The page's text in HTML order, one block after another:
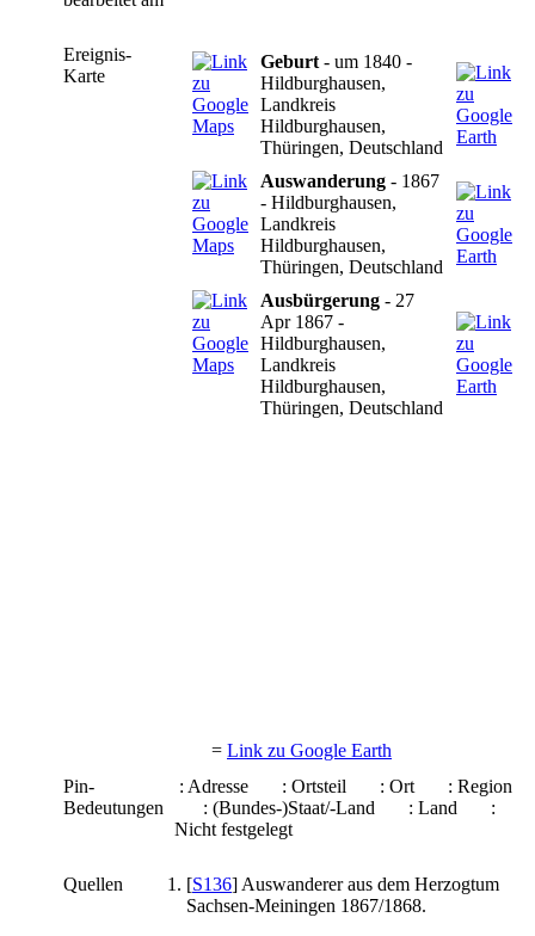
Ereignis-
Karte
Geburt - um 1840 -
Hildburghausen,
Landkreis
Hildburghausen,
Thüringen, Deutschland
Auswanderung - 1867
- Hildburghausen,
Landkreis
Hildburghausen,
Thüringen, Deutschland
Ausbürgerung - 27
Apr 1867 -
Hildburghausen,
Landkreis
Hildburghausen,
Thüringen, Deutschland
= Link zu Google Earth
Pin-
Bedeutungen
: Adresse : Ortsteil : Ort
: Region
: (Bundes-)Staat/-Land
: Land
:
Nicht festgelegt
Quellen [S136] Auswanderer aus dem Herzogtum
Sachsen-Meiningen 1867/1868.